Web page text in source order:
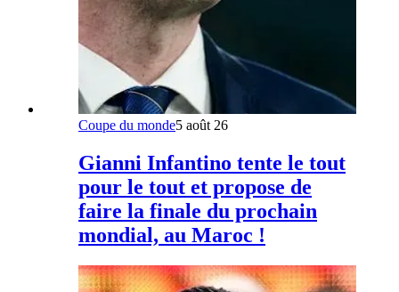
Coupe du monde5 août 26
Gianni Infantino tente le tout
pour le tout et propose de
faire la finale du prochain
mondial, au Maroc !